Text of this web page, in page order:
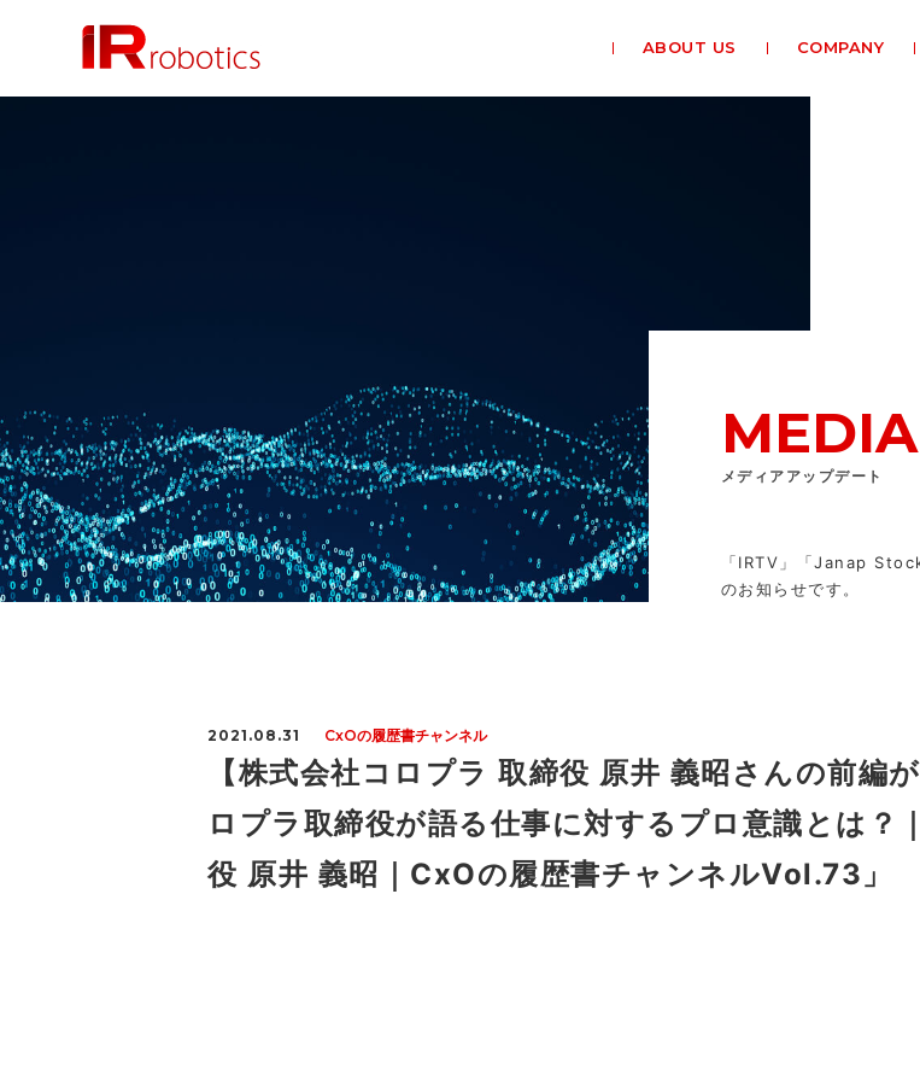
ABOUT US COMPANY
MEDIA
メディアアップデート
「IRTV」「Janap
のお知らせです。
2021.08.31 CxOの履歴書チャンネル
【株式会社コロプラ 取締役 原井 義昭さんの前編
ロプラ取締役が語る仕事に対するプロ意識とは
役 原井 義昭｜CxOの履歴書チャンネルVol.73」